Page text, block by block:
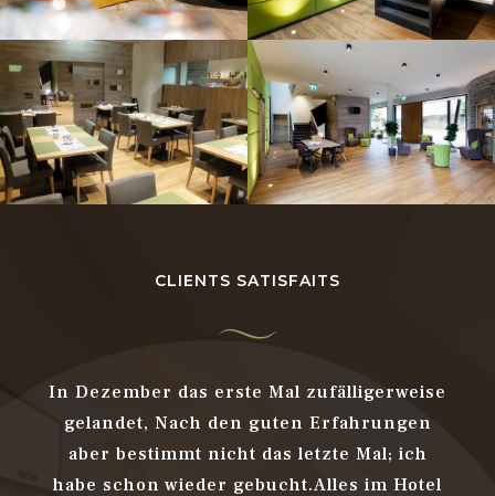
CLIENTS SATISFAITS
In Dezember das erste Mal zufälligerweise
gelandet, Nach den guten Erfahrungen
aber bestimmt nicht das letzte Mal; ich
habe schon wieder gebucht.Alles im Hotel